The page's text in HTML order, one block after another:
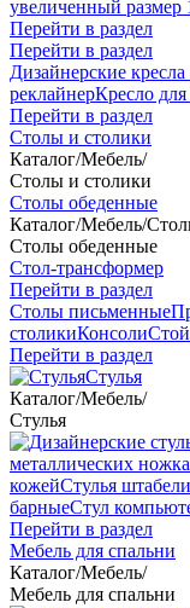
увеличенный размер
Перейти в раздел
Перейти в раздел
Дизайнерские
реклайнерКресло
Перейти в раздел
Столы и столики
Каталог/Мебель/
Столы и столики
Столы обеденные
Каталог/Мебель/
Столы обеденные
Стол-трансформер
Перейти в раздел
Столы письменные
столикиКонсоли
Перейти в раздел
Стулья
Каталог/Мебель/
Стулья
металлических
кожейСтулья
барныеСтул
Перейти в раздел
Мебель для спальни
Каталог/Мебель/
Мебель для спальни